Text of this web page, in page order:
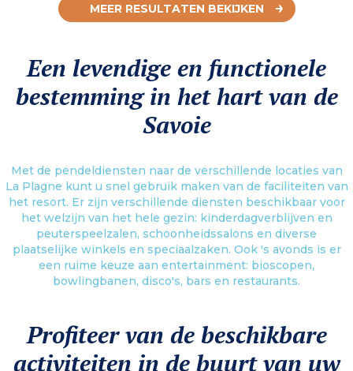
MEER RESULTATEN BEKIJKEN
Een levendige en functionele
bestemming in het hart van de
Savoie
Met de pendeldiensten naar de verschillende locaties van
La Plagne kunt u snel gebruik maken van de faciliteiten van
het resort. Er zijn verschillende diensten beschikbaar voor
het welzijn van het hele gezin: kinderdagverblijven en
peuterspeelzalen, schoonheidssalons en diverse
plaatselijke winkels en speciaalzaken. Ook 's avonds is er
een ruime keuze aan entertainment: bioscopen,
bowlingbanen, disco's, bars en restaurants.
Profiteer van de beschikbare
activiteiten in de buurt van uw